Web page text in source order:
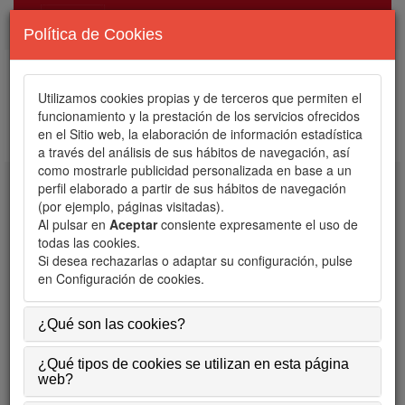
Política de Cookies
Utilizamos cookies propias y de terceros que permiten el
funcionamiento y la prestación de los servicios ofrecidos
en el Sitio web, la elaboración de información estadística
a través del análisis de sus hábitos de navegación, así
como mostrarle publicidad personalizada en base a un
perfil elaborado a partir de sus hábitos de navegación
(por ejemplo, páginas visitadas).
Al pulsar en Aceptarconsiente expresamente el uso de
todas las cookies.
Si desea rechazarlas o adaptar su configuración, pulse
en Configuración de cookies.
¿Qué son las cookies?
¿Qué tipos de cookies se utilizan en esta página
web?
Toggle
Contacto
Correo:
semergenmadrid@semergen.es
Web:http://www.semergenmadrid.com/
Instagram: @semergenapmadrid
Twitter: @SEMERGENMADRID